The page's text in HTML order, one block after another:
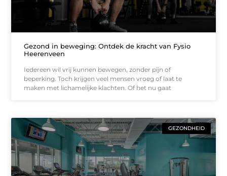
Gezond in beweging: Ontdek de kracht van Fysio
Heerenveen
Iedereen wil vrij kunnen bewegen, zonder pijn of
beperking. Toch krijgen veel mensen vroeg of laat te
maken met lichamelijke klachten. Of het nu gaat
GEZONDHEID